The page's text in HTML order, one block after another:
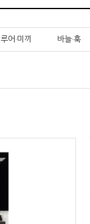
루어·미끼 바늘·훅